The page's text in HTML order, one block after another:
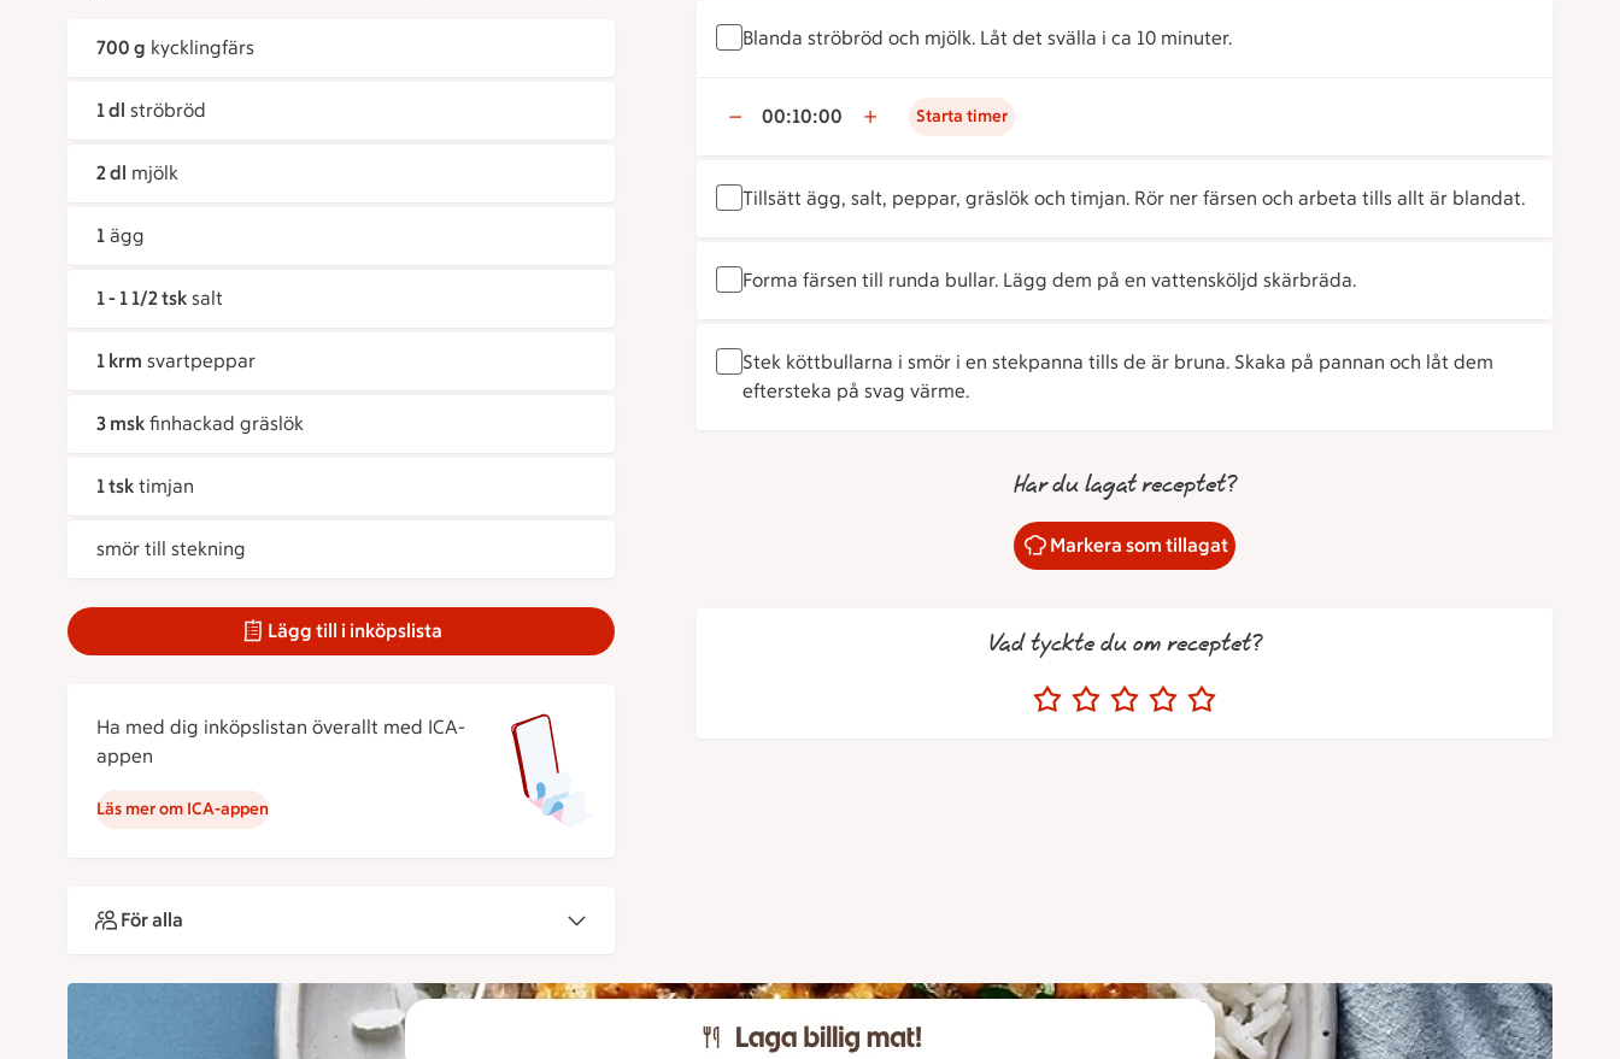
700 g kycklingfärs
1 dl ströbröd
2 dl mjölk
1 ägg
1 - 1 1/2 tsk salt
1 krm svartpeppar
3 msk finhackad gräslök
1 tsk timjan
smör till stekning
Lägg till i inköpslista
Ha med dig inköpslistan överallt med ICA-
appen
Läs mer om ICA-appen
För alla
Blanda ströbröd och mjölk. Låt det svälla i ca 10 minuter.
00:10:00 Starta timer
Tillsätt ägg, salt, peppar, gräslök och timjan. Rör ner färsen och arbeta tills allt är blandat.
Forma färsen till runda bullar. Lägg dem på en vattensköljd skärbräda.
Stek köttbullarna i smör i en stekpanna tills de är bruna. Skaka på pannan och låt dem
eftersteka på svag värme.
Har du lagat receptet?
Markera som tillagat
Vad tyckte du om receptet?